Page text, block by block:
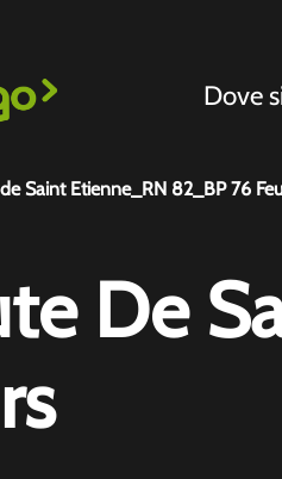
Dove
Saint Etienne_RN 82_BP 76
De